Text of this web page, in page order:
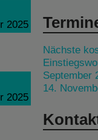
2025
2025
Nächste
September
14.